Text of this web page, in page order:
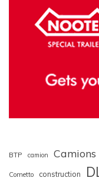
BTP camion Camions
Cometto construction